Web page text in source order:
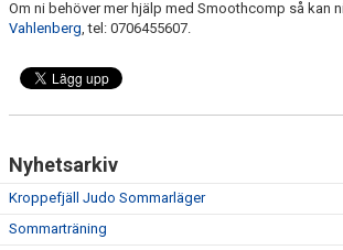
Om ni behöver mer hjälp med Smoothcomp så kan
Vahlenberg, tel: 0706455607.
Nyhetsarkiv
Kroppefjäll Judo Sommarläger
Sommarträning